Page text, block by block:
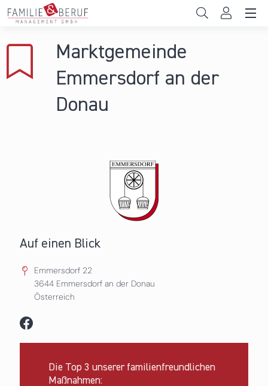
Direkt zum Inhalt
Gemeinden
Hochschulen
Marktgemeinde
Emmersdorf an der
Donau
Auf einen Blick
Emmersdorf 22
3644 Emmersdorf an der Donau
Österreich
Die Top 3 unserer familienfreundlichen
Maßnahmen: